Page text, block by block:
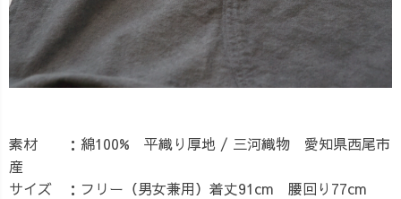
素材 ：綿100% 平織り厚地 / 三河織物 愛知県西尾市
産
サイズ ：フリー（男女兼用）着丈91cm 腰回り77cm